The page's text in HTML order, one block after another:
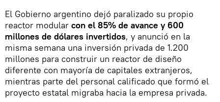
El Gobierno argentino dejó paralizado su propio
reactor modular con el 85% de avance y 600
millones de dólares invertidos, y anunció en la
misma semana una inversión privada de 1.200
millones para construir un reactor de diseño
diferente con mayoría de capitales extranjeros,
mientras parte del personal calificado que formó el
proyecto estatal migraba hacia la empresa privada.